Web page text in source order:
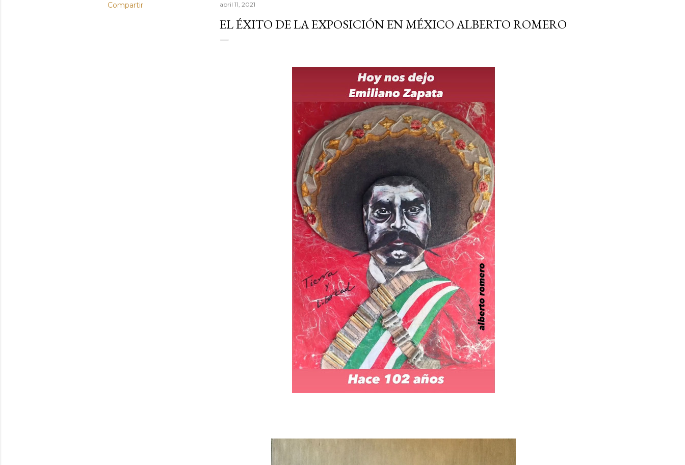
MEJOR CLIENTE. Estas circunstancias nos hacen
reflexionar sobre los valores de honestidad y
dond...
Compartir abril 11, 2021
EL ÉXITO DE LA EXPOSICIÓN EN MÉXICO ALBERTO ROMERO